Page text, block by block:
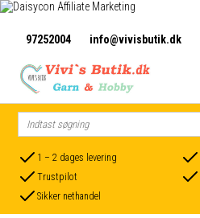
97252004 info@vivisbutik.dk
1 – 2 dages levering
Trustpilot
Sikker nethandel